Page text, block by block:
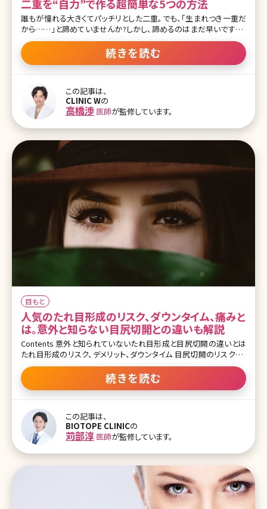
二重を“自力”で作る超簡単な5つの方法
誰もが憧れる大きくてパッチリとした二重。でも、「生まれつき一重だ
から……」と諦めていませんか?しかし、諦めるのはまだ早いですよ。
女性の方ならご存知かと思いますが、自力で二重を作るというメソッ
ドはネットでもひとつのジャンルとして定着しており、巨大掲示板をは
じめ、ツイッターを代表とするSNSでも人気のトピックになっていま
します! 二重は遺伝するため、両親または祖父母が二重の人がいな
いと二重になりにくいとか、瞼の薄い人が二重には有利で、脂肪があ
って、厚い人には難しいという話もありますが、一方で、自力二重法を
やり始めたらすぐになったとか、まつ毛へのアプローチで簡単に二重
れから紹介する方法もとりあえず試し
続きを読む
この記事は、
CLINIC Wの
高橋渉 医師が監修しています。
目もと
人気のたれ目形成のリスク、ダウンタイム、痛みと
は。意外と知らない目尻切開との違いも解説
Contents 意外と知られていないたれ目形成と目尻切開の違いとは
たれ目形成のリスク、デメリット、ダウンタイム 目尻切開のリスク、デ
メリット、ダウンタイム たれ目形成と併用すると良い施術 まとめ 【監
修医師からのワンポイント】たれ目形成は当院でもよく行っている手
術ですが、誰にでも似合うわけではありませんし、リスクも伴います。
裏の粘膜側から切開する方法など様々です。どのような目が似合う
のか医師とよくシミュレーションして決めましょう。また、目尻切開も
人気の高い手術です。目の周りの骨格などを加味して幅を決めてい
きます。大きく目の横幅を変えたい場合は目尻靭帯移動術を一緒に
やると良い効果がでます。いずれにせよ、よく医師と相談し、最適な方
続きを読む
この記事は、
BIOTOPE CLINICの
苅部淳 医師が監修しています。